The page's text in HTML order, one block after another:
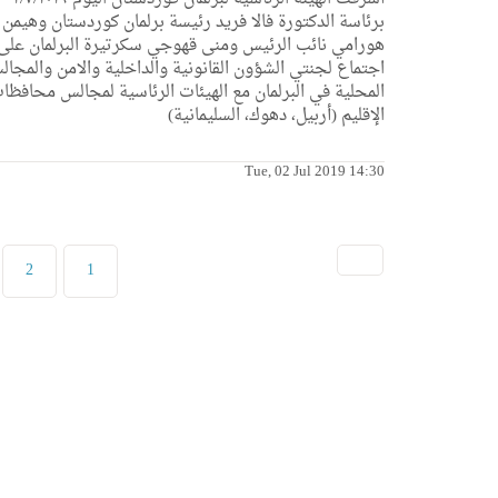
برئاسة الدكتورة فالا فريد رئيسة برلمان كوردستان وهيمن
هورامي نائب الرئيس ومنى قهوجي سكرتيرة البرلمان
اجتماع لجنتي الشؤون القانونية والداخلية والامن
المحلية في البرلمان مع الهيئات الرئاسية لمجالس
الإقليم (أربيل، دهوك، السليمانية)
Tue, 02 Jul 2019 14:30
1
2